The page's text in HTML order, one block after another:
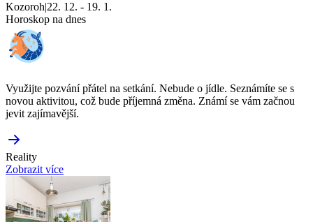
Kozoroh|22. 12. - 19. 1.
Horoskop na dnes
Využijte pozvání přátel na setkání. Nebude o jídle. Seznámíte se s
novou aktivitou, což bude příjemná změna. Známí se vám začnou
jevit zajímavější.
Reality
Zobrazit více